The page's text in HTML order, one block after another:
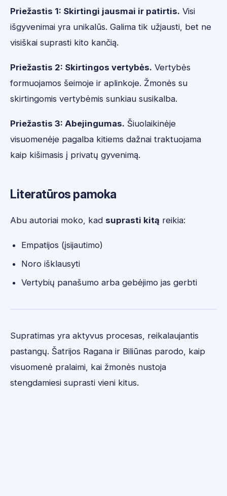
Priežastis 1: Skirtingi jausmai ir patirtis. Visi
išgyvenimai yra unikalūs. Galima tik užjausti, bet ne
visiškai suprasti kito kančią.
Priežastis 2: Skirtingos vertybės. Vertybės
formuojamos šeimoje ir aplinkoje. Žmonės su
skirtingomis vertybėmis sunkiau susikalba.
Priežastis 3: Abejingumas. Šiuolaikinėje
visuomenėje pagalba kitiems dažnai traktuojama
kaip kišimasis į privatų gyvenimą.
Literatūros pamoka
Abu autoriai moko, kad suprasti kitą reikia:
Empatijos (įsijautimo)
Noro išklausyti
Vertybių panašumo arba gebėjimo jas gerbti
Supratimas yra aktyvus procesas, reikalaujantis
pastangų. Šatrijos Ragana ir Biliūnas parodo, kaip
visuomenė pralaimi, kai žmonės nustoja
stengdamiesi suprasti vieni kitus.